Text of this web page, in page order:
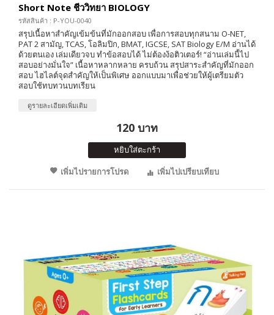
Short Note ชีววิทยา BIOLOGY
รหัสสินค้า : P-YOU-0040
สรุปเนื้อหาสำคัญเข้มข้นที่มักออกสอบ เพื่อการสอบทุกสนาม O-NET,
PAT 2 สามัญ, TCAS, โอลิมปิก, BMAT, IGCSE, SAT Biology E/M อ่านได้
ด้วยตนเอง เล่มเดียวจบ ทำข้อสอบได้ ไม่ต้องง้อติวเตอร์! “อ่านเล่มนี้ไป
สอบอย่างมั่นใจ” เนื้อหาหลากหลาย ครบถ้วน สรุปสาระสำคัญที่มักออก
สอบ ไฮไลต์จุดสำคัญให้เป็นพิเศษ ออกแบบมาเพื่อช่วยให้ผู้เตรียมตัว
สอบใช้ทบทวนบทเรียน
ดูรายละเอียดเพิ่มเติม
120 บาท
หยิบใส่ตะกร้า
เพิ่มไปรายการโปรด
เพิ่มไปเปรียบเทียบ